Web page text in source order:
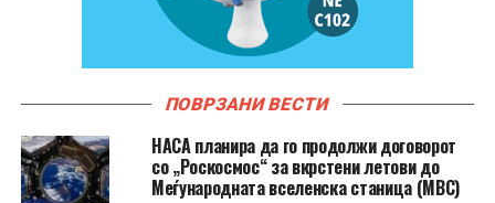
ПОВРЗАНИ ВЕСТИ
НАСА планира да го продолжи договорот
со „Роскосмос“ за вкрстени летови до
Меѓународната вселенска станица (МВС)